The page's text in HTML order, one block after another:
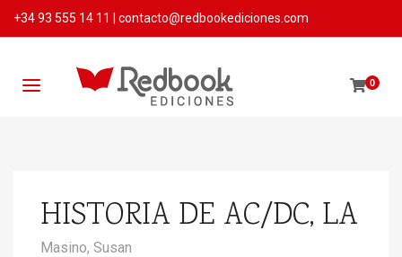
+34 93 555 14 11 contacto@redbookediciones.com
0
HISTORIA DE AC/DC, LA
Masino, Susan